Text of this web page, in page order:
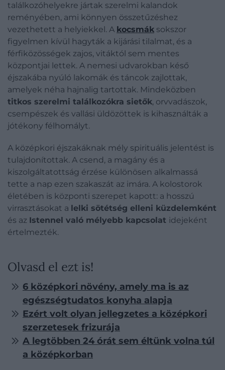
találkozóhelyekre jártak szerelmi kalandok
reményében, ami könnyen összetűzéshez
vezethetett a helyiekkel. A kocsmák sokszor
figyelmen kívül hagyták a kijárási tilalmat, és a
férfiközösségek zajos, vitáktól sem mentes
központjai lettek. A nemesi udvarokban késő
éjszakába nyúló lakomák és táncok zajlottak,
amelyek néha hajnalig tartottak. Mindeközben
titkos szerelmi találkozókra sietők, orvvadászok,
csempészek és vallási üldözöttek is kihasználták a
jótékony félhomályt.
A középkori éjszakáknak mély spirituális jelentést is
tulajdonítottak. A csend, a magány és a
kiszolgáltatottság érzése különösen alkalmassá
tette a nap ezen szakaszát az imára. A kolostorok
életében is központi szerepet kapott: a hosszú
virrasztásokat a lelki sötétség elleni küzdelemként
és az Istennel való mélyebb kapcsolat idejeként
értelmezték.
Olvasd el ezt is!
6 középkori növény, amely ma is az
egészségtudatos konyha alapja
Ezért volt olyan jellegzetes a középkori
szerzetesek frizurája
A legtöbben 24 órát sem éltünk volna túl
a középkorban